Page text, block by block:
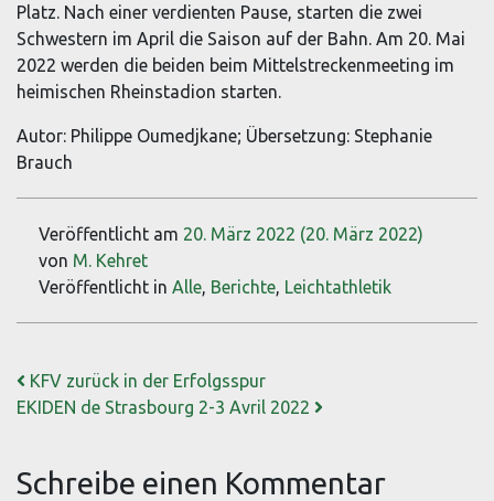
Platz. Nach einer verdienten Pause, starten die zwei
Schwestern im April die Saison auf der Bahn. Am 20. Mai
2022 werden die beiden beim Mittelstreckenmeeting im
heimischen Rheinstadion starten.
Autor: Philippe Oumedjkane; Übersetzung: Stephanie
Brauch
Veröffentlicht am 20. März 2022 (20. März 2022)
von M. Kehret
Veröffentlicht in Alle, Berichte, Leichtathletik
Beitrags-Navigation
KFV zurück in der Erfolgsspur
EKIDEN de Strasbourg 2-3 Avril 2022
Schreibe einen Kommentar